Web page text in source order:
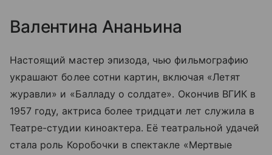
Валентина Ананьина
Настоящий мастер эпизода, чью фильмографию
украшают более сотни картин, включая «Летят
журавли» и «Балладу о солдате». Окончив ВГИК в
1957 году, актриса более тридцати лет служила в
Театре-студии киноактера. Её театральной удачей
стала роль Коробочки в спектакле «Мертвые